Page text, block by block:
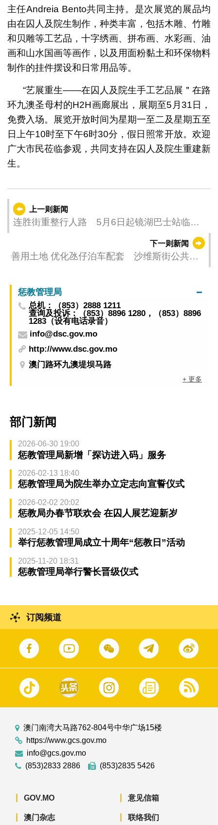
主任Andreia Bento共同主持。是次展览的展品均
由在囚人及院生制作，种类丰富，包括木雕、竹雕
和贝雕等工艺品，十字绣画、拼布画、水彩画、油
画和山水国画等画作，以及用面粉黏土和环保物料
制作的挂件摆设和日常用品等。
“艺展重生——在囚人及院生手工艺品展＂在路
环九澳圣母村的H2H画廊展出，展期至5月31日，
免费入场。展览开放时间为星期一至二及星期五至
日上午10时至下午6时30分，假日照常开放。欢迎
广大市民莅临参观，共同支持在囚人及院生重建新
生。
上一则新闻
连胜街重整行人路 5月6日起镜湖巴士站临时
下一则新闻
善用土地 优化氹仔泊车配套 沙维斯街公共停
惩教管理局
总机：（853）2888 1211
查询及投诉：（853）8896 1280，（853）8896
1283（设有电话录音）
info@dsc.gov.mo
http://www.dsc.gov.mo
澳门路环九澳堤坝马路
+ 更多
部门新闻
2026-06-30 19:00
惩教管理局新增「探访进入码」服务
2026-02-13 18:40
惩教管理局为院生举办立定志向宣誓仪式
2026-02-02 20:02
惩教局办春节联欢会 在囚人展艺迎新岁
2025-12-05 14:50
举行惩教管理局成立十周年“惩教日”活动
2025-11-20 18:31
惩教管理局举行警长晋级仪式
订阅频道
澳门南湾大马路762-804号中华广场15楼
https://www.gcs.gov.mo
info@gcs.gov.mo
(853)2833 2886
(853)2835 5426
GOV.MO
澳门杂志
意见信箱
联络我们